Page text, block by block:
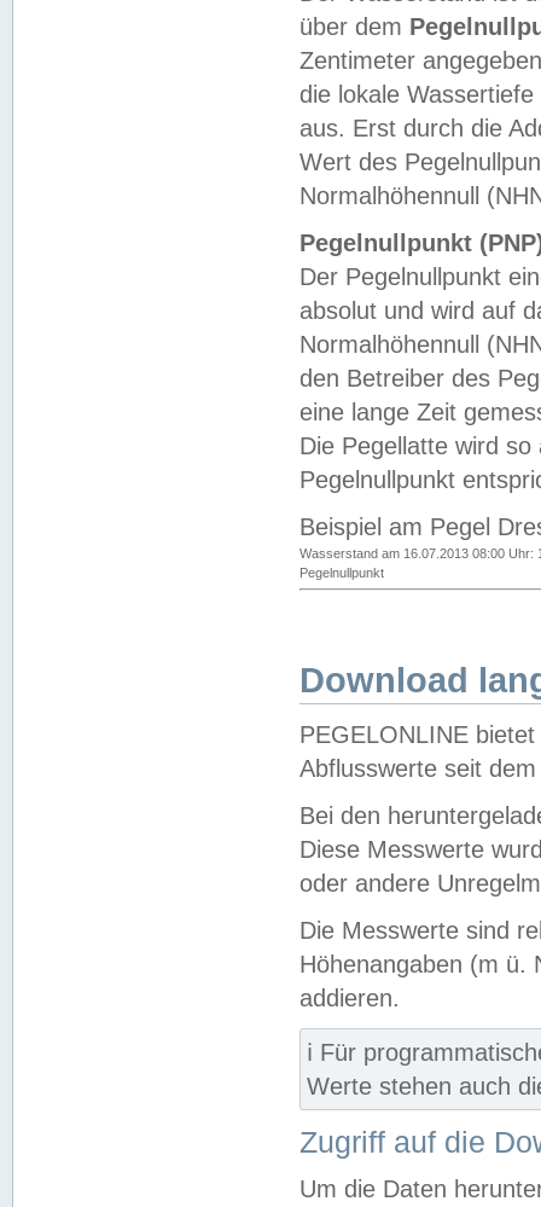
über dem
Zentimeter
die lokale
aus. Erst durch die
Wert des
Normalhöhennull
Pegelnullpunkt
Der Pegelnullpunkt
absolut und wird auf
Normalhöhennull
den Betreiber des
eine lange Zeit
Die Pegellatte wird
Pegelnullpunkt
Beispiel am Pegel
Wasserstand am 16.07.2013 08:00 Uhr:
Pegelnullpunkt
Download
PEGELONLINE
Abflusswerte seit
Bei den
Diese Messwerte
oder andere
Die Messwerte sind
Höhenangaben (m ü.
addieren.
ℹ️ Für
Werte stehen auch
Zugriff auf die
Um die Daten